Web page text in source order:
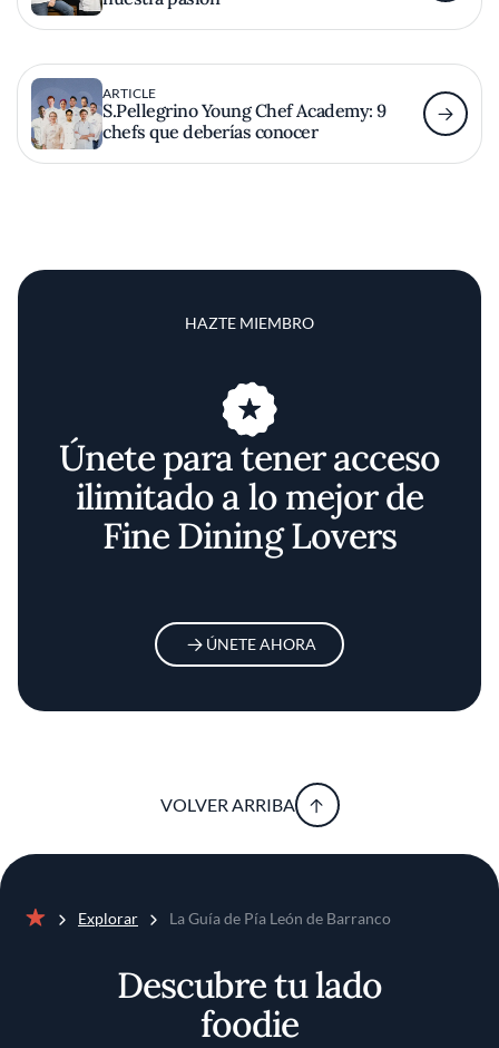
ARTICLE
S.Pellegrino Young Chef Academy: 9
chefs que deberías conocer
HAZTE MIEMBRO
Únete para tener acceso
ilimitado a lo mejor de
Fine Dining Lovers
ÚNETE AHORA
VOLVER ARRIBA
Explorar La Guía de Pía León de Barranco
Descubre tu lado
foodie